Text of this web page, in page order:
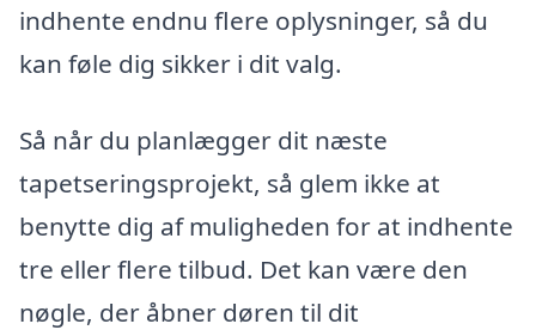
indhente endnu flere oplysninger, så du
kan føle dig sikker i dit valg.
Så når du planlægger dit næste
tapetseringsprojekt, så glem ikke at
benytte dig af muligheden for at indhente
tre eller flere tilbud. Det kan være den
nøgle, der åbner døren til dit